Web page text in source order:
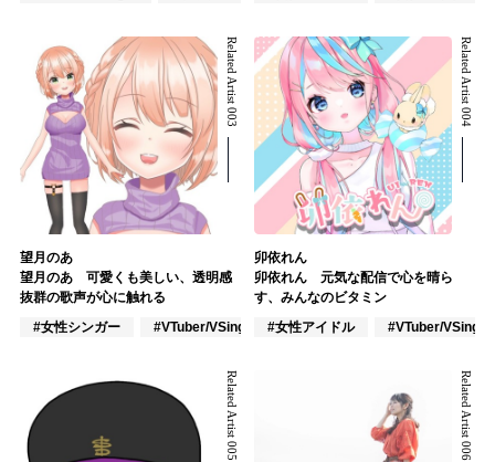
Related Artist 003
望月のあ
望月のあ 可愛くも美しい、透明感
抜群の歌声が心に触れる
#女性シンガー
#VTuber/VSinger #ポップス
Related Artist 004
卯依れん
卯依れん 元気な配信で心を晴ら
す、みんなのビタミン
#女性アイドル
#VTuber/VSinger
Related Artist 005 Related Artist 006